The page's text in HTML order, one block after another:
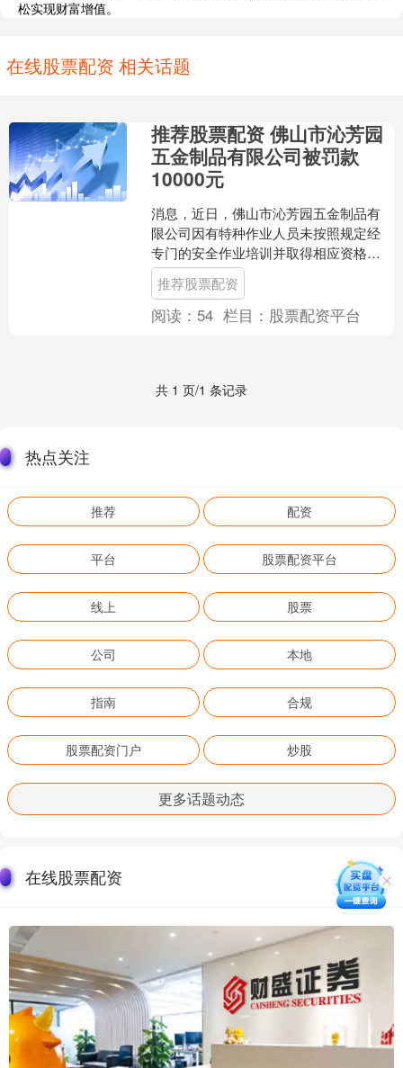
松实现财富增值。
在线股票配资 相关话题
推荐股票配资 佛山市沁芳园
五金制品有限公司被罚款
10000元
消息，近日，佛山市沁芳园五金制品有
限公司因有特种作业人员未按照规定经
专门的安全作业培训并取得相应资格，
上岗作业的行为，被佛山市南海区应急
管理局处人民币10000....
推荐股票配资
阅读： 54 栏目： 股票配资平台
共 1 页/1 条记录
热点关注
推荐 配资
平台 股票配资平台
线上 股票
公司 本地
指南 合规
股票配资门户 炒股
更多话题动态
在线股票配资